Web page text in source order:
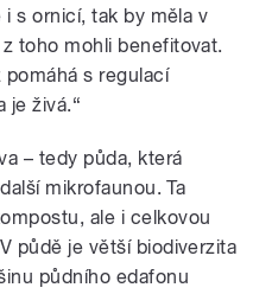
s ornicí, tak by měla v
toho mohli benefitovat.
s regulací
je živá.“
– tedy půda, která
mikrofaunou. Ta
ale i celkovou
půdě je větší biodiverzita
půdního edafonu